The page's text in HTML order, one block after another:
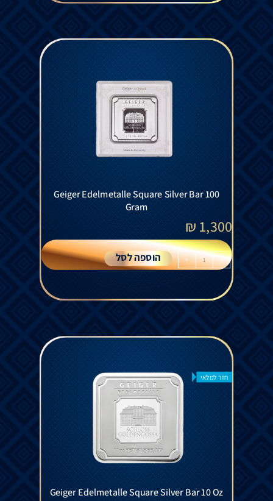
Geiger Edelmetalle Square Silver Bar 100
Gram
1,300
₪
-
+ הוספה לסל
חזר למלאי
Geiger Edelmetalle Square Silver Bar 10 Oz